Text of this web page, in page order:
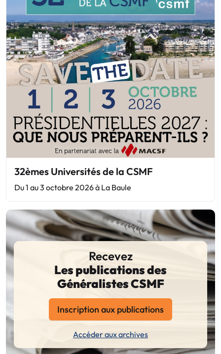
32èmes Universités de la CSMF
Du 1 au 3 octobre 2026 à La Baule
Recevez
Les publications des
Généralistes CSMF
Inscription aux publications
Accéder aux archives